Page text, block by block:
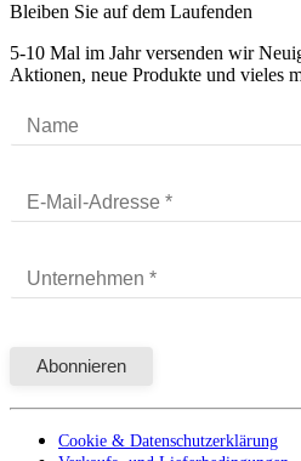
Bleiben Sie auf dem Laufenden
5-10 Mal im Jahr versenden wir
Aktionen, neue Produkte und vieles
Cookie & Datenschutzerklärung